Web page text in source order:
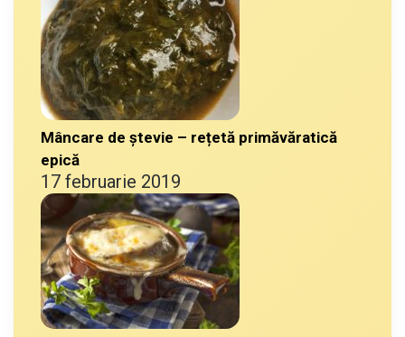
Mâncare de ștevie – rețetă primăvăratică
epică
17 februarie 2019